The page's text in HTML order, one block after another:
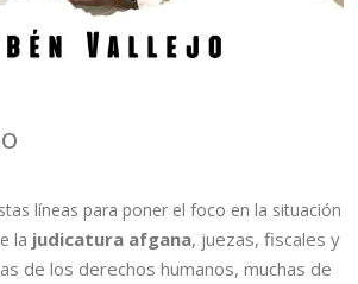
líneas para poner el foco en la situación
la judicatura afgana, juezas, fiscales y
de los derechos humanos, muchas de